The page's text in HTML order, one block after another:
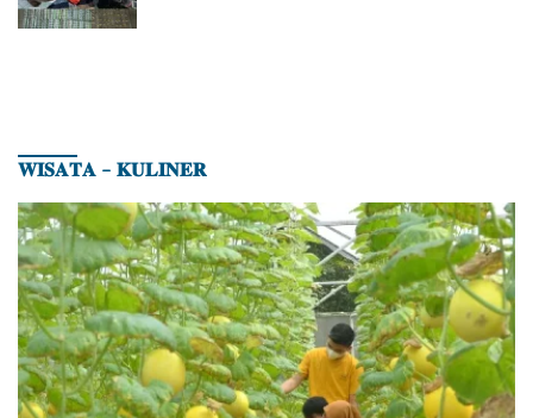
𝐖𝐈𝐒𝐀𝐓𝐀 – 𝐊𝐔𝐋𝐈𝐍𝐄𝐑